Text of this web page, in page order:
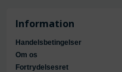
Information
Handelsbetingelser
Om os
Fortrydelsesret